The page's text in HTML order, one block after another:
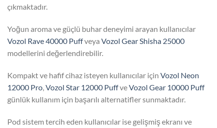
çıkmaktadır.
Yoğun aroma ve güçlü buhar deneyimi arayan kullanıcılar
Vozol Rave 40000 Puffveya Vozol Gear Shisha 25000
modellerini değerlendirebilir.
Kompakt ve hafif cihaz isteyen kullanıcılar için Vozol Neon
12000 Pro,Vozol Star 12000 PuffveVozol Gear 10000 Puff
günlük kullanım için başarılı alternatifler sunmaktadır.
Pod sistem tercih eden kullanıcılar ise gelişmiş ekranı ve